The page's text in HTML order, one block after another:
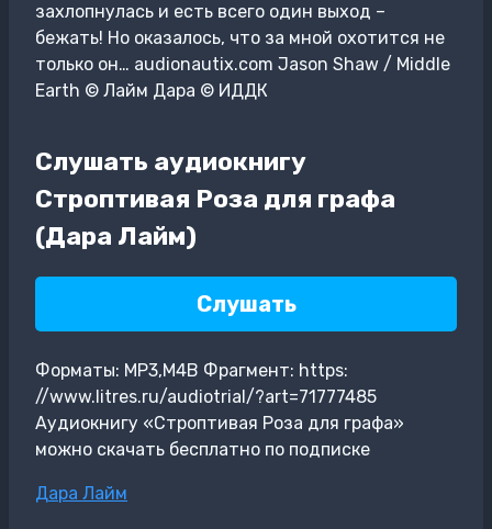
захлопнулась и есть всего один выход –
бежать! Но оказалось, что за мной охотится не
только он… audionautix.com Jason Shaw / Middle
Earth © Лайм Дара © ИДДК
Слушать аудиокнигу
Строптивая Роза для графа
(Дара Лайм)
Слушать
Форматы: MP3,M4B Фрагмент: https:
//www.litres.ru/audiotrial/?art=71777485
Аудиокнигу «Строптивая Роза для графа»
можно скачать бесплатно по подписке
Метки
Дара Лайм